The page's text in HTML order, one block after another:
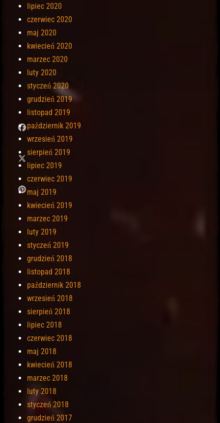
lipiec 2020
czerwiec 2020
maj 2020
kwiecień 2020
marzec 2020
luty 2020
styczeń 2020
grudzień 2019
listopad 2019
październik 2019
wrzesień 2019
sierpień 2019
lipiec 2019
czerwiec 2019
maj 2019
kwiecień 2019
marzec 2019
luty 2019
styczeń 2019
grudzień 2018
listopad 2018
październik 2018
wrzesień 2018
sierpień 2018
lipiec 2018
czerwiec 2018
maj 2018
kwiecień 2018
marzec 2018
luty 2018
styczeń 2018
grudzień 2017